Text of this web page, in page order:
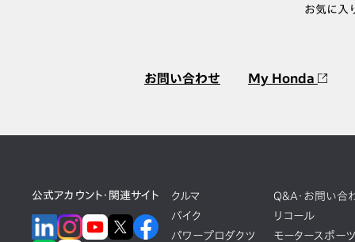
お気に入
お問い合わせ My Honda
公式アカウント・関連サイト
クルマ
バイク
パワープロダクツ
Q&A・お問い合
リコール
モータースポーツ